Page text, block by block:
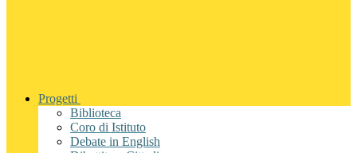
Progetti
Biblioteca
Coro di Istituto
Debate in English